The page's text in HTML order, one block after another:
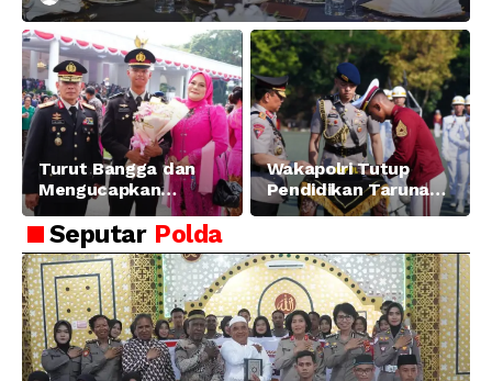
Turut Bangga dan
Mengucapkan
Selamat dan Sukses
Atas Pelantikan
Putra Brigjen Pol Drs,
A.M Kamal. Sebagai
Perwira Polri Lulusan
AKPOL 2026
Wakapolri Tutup
Pendidikan Taruna
Akpol Angkatan ke-
Amanat Kapolri
kepada 282 Capaja
Seputar Polda